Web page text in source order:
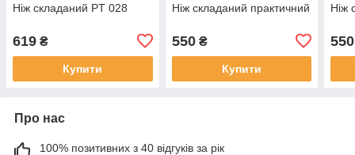
Ніж складаний PT 028
619 ₴
Купити
Ніж складаний практичний
550₴
Купити
Ніж
550
Про нас
100% позитивних з 40 відгуків за рік